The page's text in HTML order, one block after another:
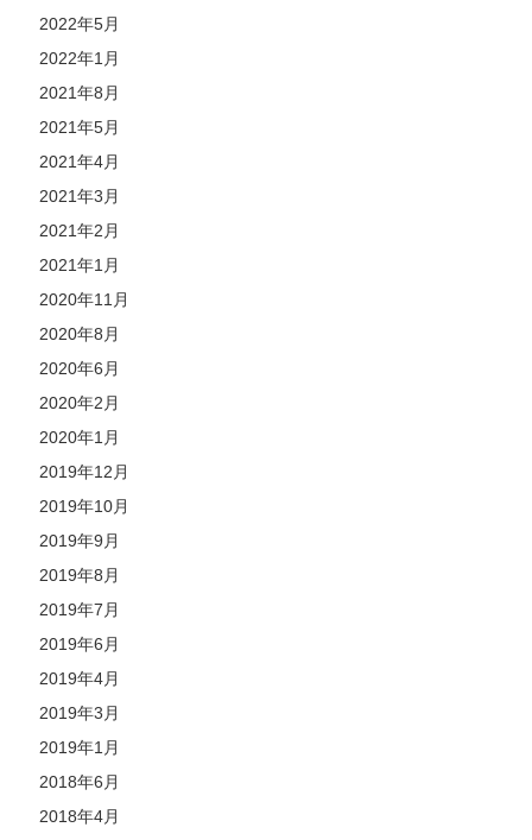
2022年5月
2022年1月
2021年8月
2021年5月
2021年4月
2021年3月
2021年2月
2021年1月
2020年11月
2020年8月
2020年6月
2020年2月
2020年1月
2019年12月
2019年10月
2019年9月
2019年8月
2019年7月
2019年6月
2019年4月
2019年3月
2019年1月
2018年6月
2018年4月